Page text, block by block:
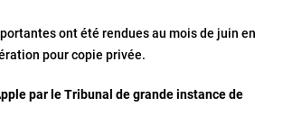
ont été rendues au mois de juin en
pour copie privée.
par le Tribunal de grande instance de